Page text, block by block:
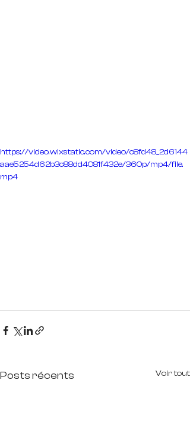
https://video.wixstatic.com/video/c8fd48_2d6144
aae5254d62b3c88dd4081f432e/360p/mp4/file.
mp4
Posts récents Voir tout